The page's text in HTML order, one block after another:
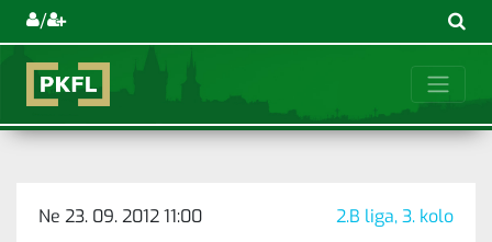
/
Ne 23. 09. 2012 11:00 2.B liga, 3. kolo